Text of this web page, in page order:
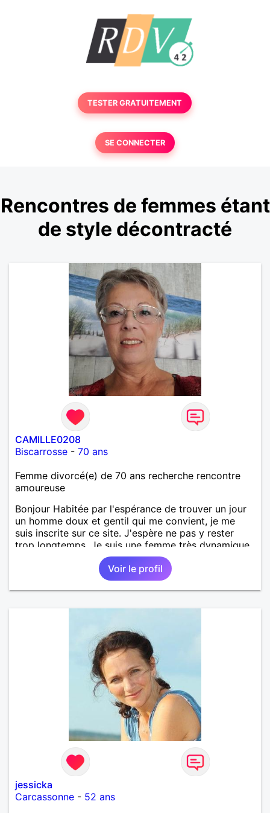
TESTER GRATUITEMENT
SE CONNECTER
Rencontres de femmes étant
de style décontracté
CAMILLE0208
Biscarrosse - 70 ans
Femme divorcé(e) de 70 ans recherche rencontre
amoureuse
Bonjour Habitée par l'espérance de trouver un jour
un homme doux et gentil qui me convient, je me
suis inscrite sur ce site. J'espère ne pas y rester
trop longtemps. Je suis une femme très dynamique,
droite, franche, généreuse, très sensible, câline,
j'adore les diners en amoureux avec musique, le
cinéma, les promenades, la mer, la plage, et les
jolies choses en général.
Voir le profil
jessicka
Carcassonne - 52 ans